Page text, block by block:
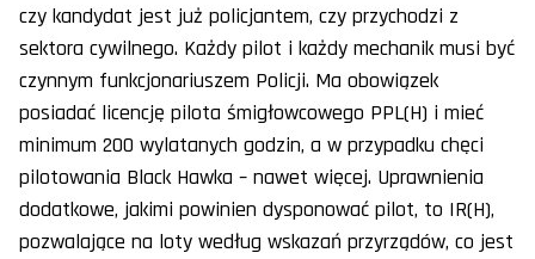
czy kandydat jest już policjantem, czy przychodzi z
sektora cywilnego. Każdy pilot i każdy mechanik musi być
czynnym funkcjonariuszem Policji. Ma obowiązek
posiadać licencję pilota śmigłowcowego PPL(H) i mieć
minimum 200 wylatanych godzin, a w przypadku chęci
pilotowania Black Hawka – nawet więcej. Uprawnienia
dodatkowe, jakimi powinien dysponować pilot, to IR(H),
pozwalające na loty według wskazań przyrządów, co jest